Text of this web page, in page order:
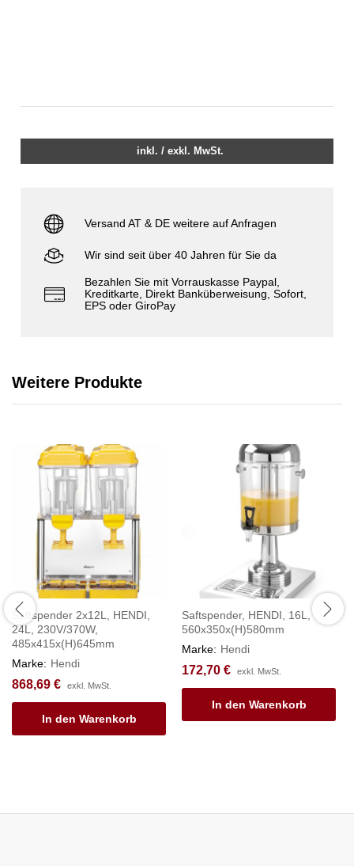
inkl. / exkl. MwSt.
Versand AT & DE weitere auf Anfragen
Wir sind seit über 40 Jahren für Sie da
Bezahlen Sie mit Vorrauskasse Paypal,
Kreditkarte, Direkt Banküberweisung, Sofort,
EPS oder GiroPay
Weitere Produkte
Saftspender 2x12L, HENDI,
24L, 230V/370W,
485x415x(H)645mm
Marke: Hendi
868,69 € exkl. MwSt.
In den Warenkorb
Saftspender, HENDI, 16L,
560x350x(H)580mm
Marke: Hendi
172,70 € exkl. MwSt.
In den Warenkorb